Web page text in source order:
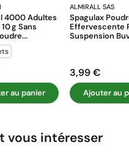
4000 Adultes
G Sans
au panier
ALMIRALL SAS
Spagulax
Effervescente
Suspension
Prix
3,99 €
Ajouter au
vous intéresser